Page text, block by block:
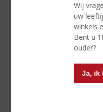
Wij
uw
winkels
Bent u
ouder?
Ja, ik
Vul een
Voeg 2 delenDe
Three Sixty Vodkain
Schenk er een
Vul verder aan met